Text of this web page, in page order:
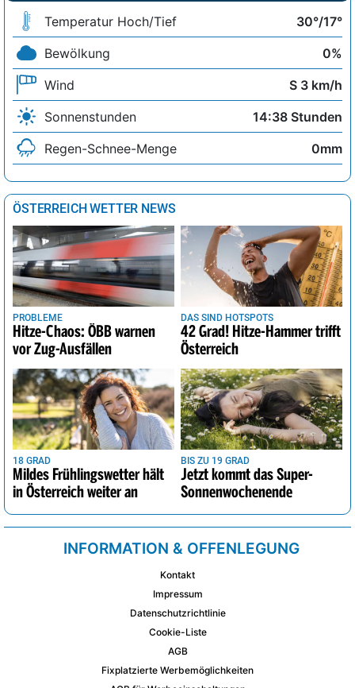
Temperatur Hoch/Tief
30°/17°
Bewölkung
0%
Wind
S 3 km/h
Sonnenstunden
14:38 Stunden
Regen-Schnee-Menge
0mm
ÖSTERREICH WETTER NEWS
PROBLEME
Hitze-Chaos: ÖBB warnen
vor Zug-Ausfällen
DAS SIND HOTSPOTS
42 Grad! Hitze-Hammer trifft
Österreich
18 GRAD
Mildes Frühlingswetter hält
in Österreich weiter an
BIS ZU 19 GRAD
Jetzt kommt das Super-
Sonnenwochenende
INFORMATION & OFFENLEGUNG
Kontakt
Impressum
Datenschutzrichtlinie
Cookie-Liste
AGB
Fixplatzierte Werbemöglichkeiten